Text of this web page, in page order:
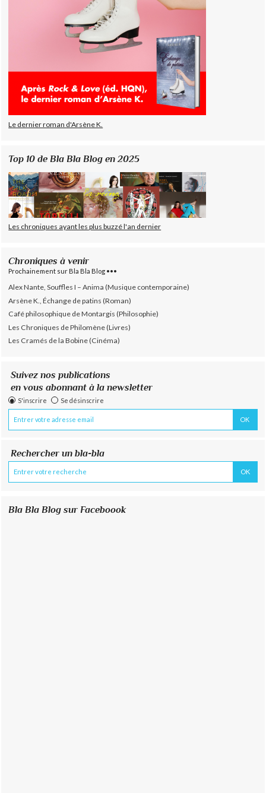
Le dernier roman d'Arsène K.
Top 10 de Bla Bla Blog en 2025
Les chroniques ayant les plus buzzé l'an dernier
Chroniques à venir
Prochainement sur Bla Bla Blog •••
Alex Nante, Souffles I – Anima (Musique contemporaine)
Arsène K., Échange de patins (Roman)
Café philosophique de Montargis (Philosophie)
Les Chroniques de Philomène (Livres)
Les Cramés de la Bobine (Cinéma)
Suivez nos publications
en vous abonnant à la newsletter
S'inscrire Se désinscrire
Rechercher un bla-bla
Bla Bla Blog sur Faceboook